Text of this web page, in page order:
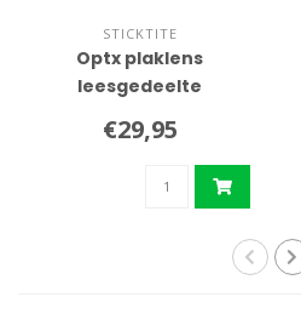
STICKTITE
Optx plaklens
leesgedeelte
€29,95